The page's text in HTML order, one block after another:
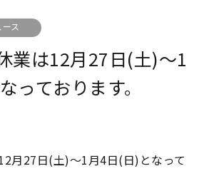
ランスミッタ
路部品
ス
業は12月27日(土)～1
っております。
月27日(土)～1月4日(日)となって